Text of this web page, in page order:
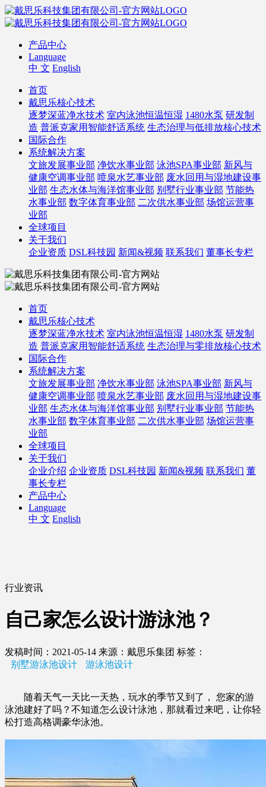
产品中心
Language
中 文 English
首页
戴思乐核心技术
逐梦深蓝净水技术 室内泳池恒温恒湿 1480水泵 研发制
造 普派克家用智能舒适系统 生态治理与低排放核心技术
国际合作
系统解决方案
文旅发展事业部 净饮水事业部 泳池SPA事业部 新风与
健康空调事业部 喷泉水艺事业部 废水回用与湿地建设事
业部 生态水体与海洋馆事业部 别墅行业事业部 节能热
水事业部 数字体育事业部 二次供水事业部 场馆运营事
业部
全球项目
关于我们
企业资质 DSL科技园 新闻&视频 联系我们 董事长专栏
首页
戴思乐核心技术
逐梦深蓝净水技术 室内泳池恒温恒湿 1480水泵 研发制
造 普派克家用智能舒适系统 生态治理与零排放核心技术
国际合作
系统解决方案
文旅发展事业部 净饮水事业部 泳池SPA事业部 新风与
健康空调事业部 喷泉水艺事业部 废水回用与湿地建设事
业部 生态水体与海洋馆事业部 别墅行业事业部 节能热
水事业部 数字体育事业部 二次供水事业部 场馆运营事
业部
全球项目
关于我们
企业介绍 企业资质 DSL科技园 新闻&视频 联系我们 董
事长专栏
产品中心
Language
中 文 English
行业资讯
自己家怎么设计游泳池？
发稿时间：2021-05-14 来源：戴思乐集团 标签：
别墅游泳池设计
游泳池设计
随着天气一天比一天热，玩水的季节又到了， 您家的游
泳池建好了吗？不知道怎么设计泳池，那就看过来吧，让你轻
松打造高格调豪华泳池。